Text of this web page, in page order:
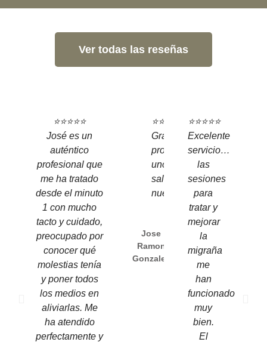
Ver todas las reseñas
⭐⭐⭐⭐⭐
José es un
auténtico
profesional que
me ha tratado
desde el minuto
1 con mucho
tacto y cuidado,
preocupado por
conocer qué
molestias tenía
y poner todos
los medios en
aliviarlas. Me
ha atendido
perfectamente y
⭐⭐⭐⭐⭐
Gran
profesional,
uno
sale
nuevo!
Jose
Ramon
Gonzalez
⭐⭐⭐⭐⭐
Excelente
servicio…
las
sesiones
para
tratar y
mejorar
la
migraña
me
han
funcionado
muy
bien.
El